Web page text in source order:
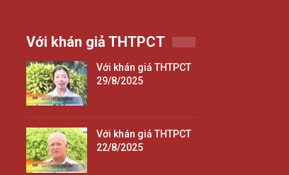
Với khán giả THTPCT
Với khán giả THTPCT
29/8/2025
Với khán giả THTPCT
22/8/2025